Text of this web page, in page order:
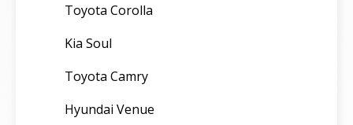
Toyota Corolla
Kia Soul
Toyota Camry
Hyundai Venue